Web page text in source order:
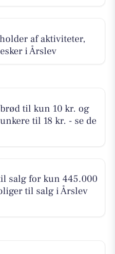
af aktiviteter,
i Årslev
til kun 10 kr. og
til 18 kr. - se de
salg for kun 445.000
til salg i Årslev